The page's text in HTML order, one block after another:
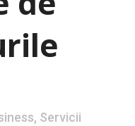
, Servicii